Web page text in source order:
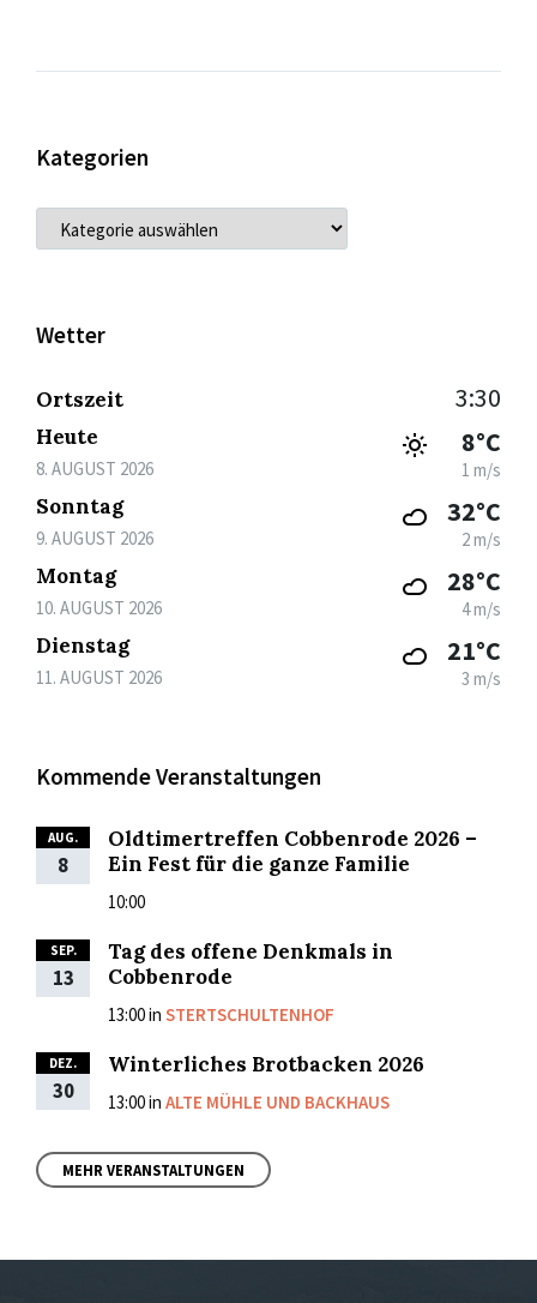
Kategorien
KATEGORIEN
Wetter
Ortszeit 3:30
Heute
8. AUGUST 2026
8°C
1 m/s
Sonntag
9. AUGUST 2026
32°C
2 m/s
Montag
10. AUGUST 2026
28°C
4 m/s
Dienstag
11. AUGUST 2026
21°C
3 m/s
Kommende Veranstaltungen
AUG.
8
Oldtimertreffen Cobbenrode 2026 –
Ein Fest für die ganze Familie
10:00
SEP.
13
Tag des offene Denkmals in
Cobbenrode
13:00in STERTSCHULTENHOF
DEZ.
30
Winterliches Brotbacken 2026
13:00in ALTE MÜHLE UND BACKHAUS
MEHR VERANSTALTUNGEN